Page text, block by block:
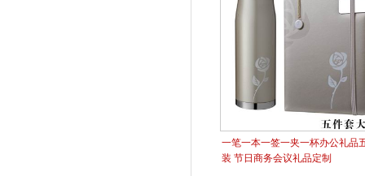
一笔一本一签一夹一杯办公礼品
装 节日商务会议礼品定制